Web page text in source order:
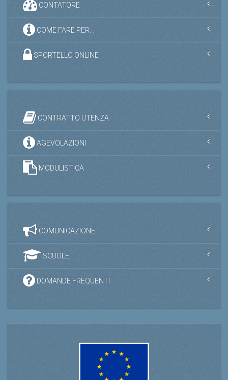
CONTATORE
COME FARE PER...
SPORTELLO ONLINE
CONTRATTO UTENZA
AGEVOLAZIONI
MODULISTICA
COMUNICAZIONE
SCUOLE
DOMANDE FREQUENTI